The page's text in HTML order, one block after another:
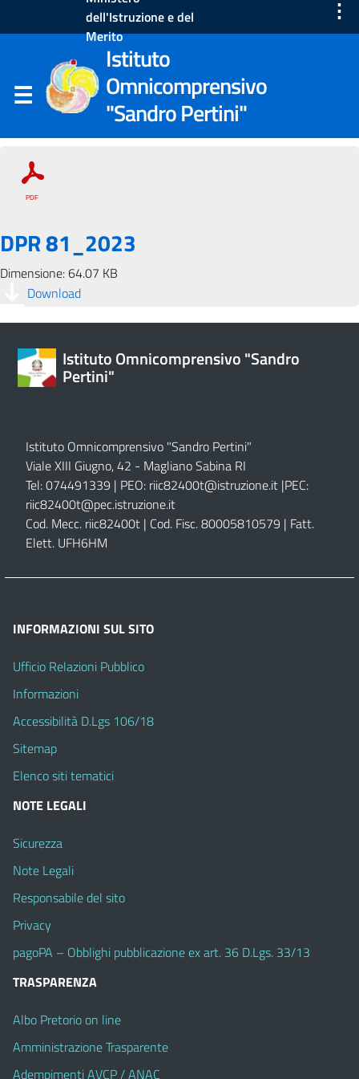
dell'Istruzione e del
Merito
⋮
Istituto
Omnicomprensivo
"Sandro Pertini"
DPR 81_2023
Dimensione: 64.07 KB
Download
Istituto Omnicomprensivo "Sandro
Pertini"
Istituto Omnicomprensivo "Sandro Pertini"
Viale XIII Giugno, 42 - Magliano Sabina RI
Tel: 074491339 | PEO: riic82400t@istruzione.it |PEC:
riic82400t@pec.istruzione.it
Cod. Mecc. riic82400t | Cod. Fisc. 80005810579 | Fatt.
Elett. UFH6HM
INFORMAZIONI SUL SITO
Ufficio Relazioni Pubblico
Informazioni
Accessibilità D.Lgs 106/18
Sitemap
Elenco siti tematici
NOTE LEGALI
Sicurezza
Note Legali
Responsabile del sito
Privacy
pagoPA – Obblighi pubblicazione ex art. 36 D.Lgs. 33/13
TRASPARENZA
Albo Pretorio on line
Amministrazione Trasparente
Adempimenti AVCP / ANAC